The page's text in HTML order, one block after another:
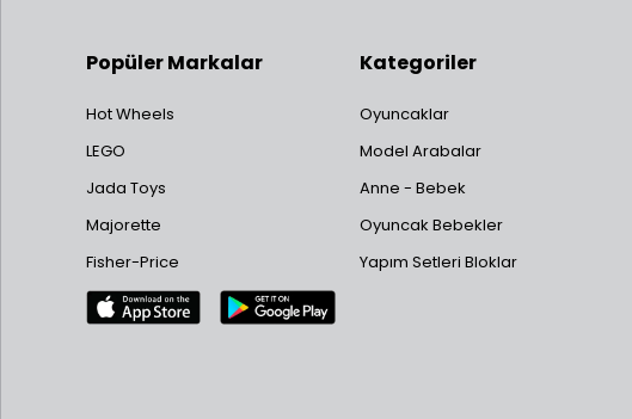
Popüler Markalar
Hot Wheels
LEGO
Jada Toys
Majorette
Fisher-Price
Kategoriler
Oyuncaklar
Model Arabalar
Anne - Bebek
Oyuncak Bebekler
Yapım Setleri Bloklar